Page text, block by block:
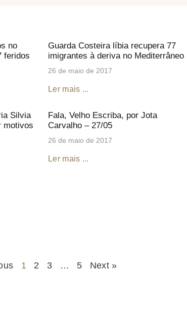
no
feridos
Guarda Costeira líbia recupera 77
imigrantes à deriva no Mediterrâneo
26 de maio de 2017
Ler mais ...
Silvia
motivos
Fala, Velho Escriba, por Jota
Carvalho – 27/05
26 de maio de 2017
Ler mais ...
1 2 3 … 5 Next »